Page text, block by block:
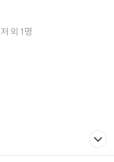
저 외 1명